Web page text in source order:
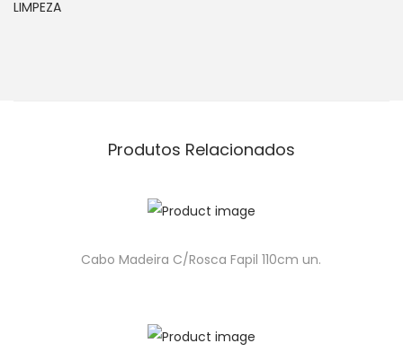
LIMPEZA
Produtos Relacionados
Cabo Madeira C/Rosca Fapil 110cm un.